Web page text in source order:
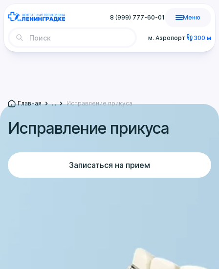
м. Аэропорт 300 м
8 (999) 777-60-01 Меню
Главная ... Исправление прикуса
Исправление прикуса
Записаться на прием